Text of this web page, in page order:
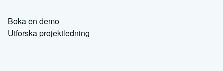
Boka en demo
Utforska projektledning